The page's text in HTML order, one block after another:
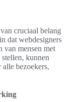
cruciaal belang
dat webdesigners
van mensen met
kunnen
bezoekers,